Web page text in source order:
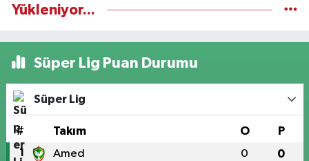
Yükleniyor...
Süper Lig Puan Durumu
Süper Lig
# Takım O P
1 Amed 0 0